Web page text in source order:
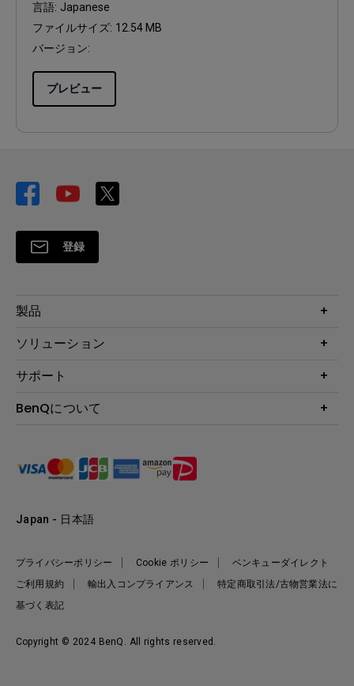
言語: Japanese
ファイルサイズ: 12.54 MB
バージョン:
プレビュー
登録
製品
プロジェクター
照明
Webカメラ
ソリューション
ビジネス向け
知識ページ
AQCOLOR
e-Sports
サポート
サポート
製品保守サービス終了のご案内
BenQについて
リーダーシップ
ニュース
Copyright © 2024 BenQ. All rights reserved.
プライバシーポリシー Cookie ポリシー
ベンキューダイレクト
ご利用規約
輸出入コンプライアンス
特定商取引法/古物営業法に
基づく表記
Japan - 日本語